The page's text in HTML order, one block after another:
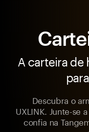
A carteira de
Descubra o
UXLINK. Junte-se
confia na